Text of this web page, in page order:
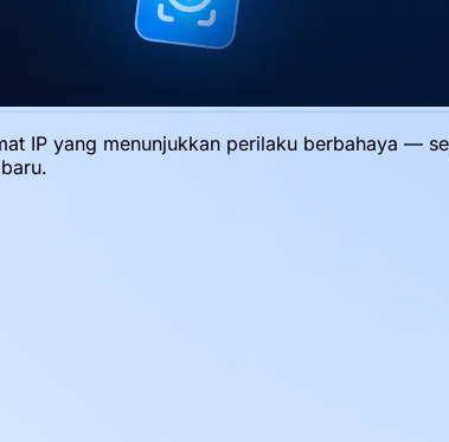
IP yang menunjukkan perilaku berbahaya —